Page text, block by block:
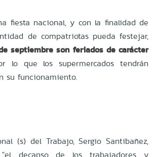
fiesta nacional, y con la finalidad de
de compatriotas pueda festejar,
septiembre son feriados de carácter
lo que los supermercados tendrán
su funcionamiento.
(s) del Trabajo, Sergio Santibañez,
decanso de los trabajadores y